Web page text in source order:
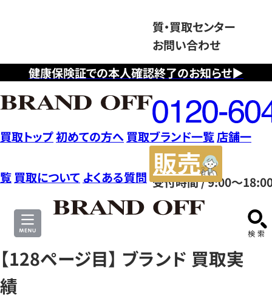
健康保険証での本人確認終了のお知らせ▶
質・買取センター
お問い合わせ
フ
リ
ー
ダ
イ
ヤ
ル
0120604117
受付時間 / 9:00～
買取トップ初めての方へ 買取ブランド一覧店舗一
覧 買取について よくある質問
サ
【128ページ目】 ブランド 買取実
績